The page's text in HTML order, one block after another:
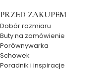
PRZED ZAKUPEM
Dobór rozmiaru
Buty na zamówienie
Porównywarka
Schowek
Poradnik i inspiracje